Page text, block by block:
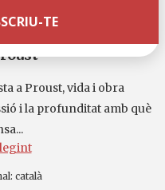
a Proust, vida i obra
i la profunditat amb què
català